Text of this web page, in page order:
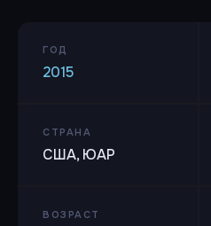
ГОД
2015
СТРАНА
США, ЮАР
ВОЗРАСТ